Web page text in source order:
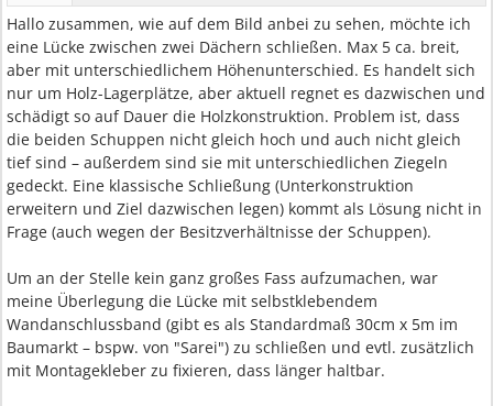
Hallo zusammen, wie auf dem Bild anbei zu sehen, möchte ich
eine Lücke zwischen zwei Dächern schließen. Max 5 ca. breit,
aber mit unterschiedlichem Höhenunterschied. Es handelt sich
nur um Holz-Lagerplätze, aber aktuell regnet es dazwischen und
schädigt so auf Dauer die Holzkonstruktion. Problem ist, dass
die beiden Schuppen nicht gleich hoch und auch nicht gleich
tief sind – außerdem sind sie mit unterschiedlichen Ziegeln
gedeckt. Eine klassische Schließung (Unterkonstruktion
erweitern und Ziel dazwischen legen) kommt als Lösung nicht in
Frage (auch wegen der Besitzverhältnisse der Schuppen).
Um an der Stelle kein ganz großes Fass aufzumachen, war
meine Überlegung die Lücke mit selbstklebendem
Wandanschlussband (gibt es als Standardmaß 30cm x 5m im
Baumarkt – bspw. von "Sarei") zu schließen und evtl. zusätzlich
mit Montagekleber zu fixieren, dass länger haltbar.